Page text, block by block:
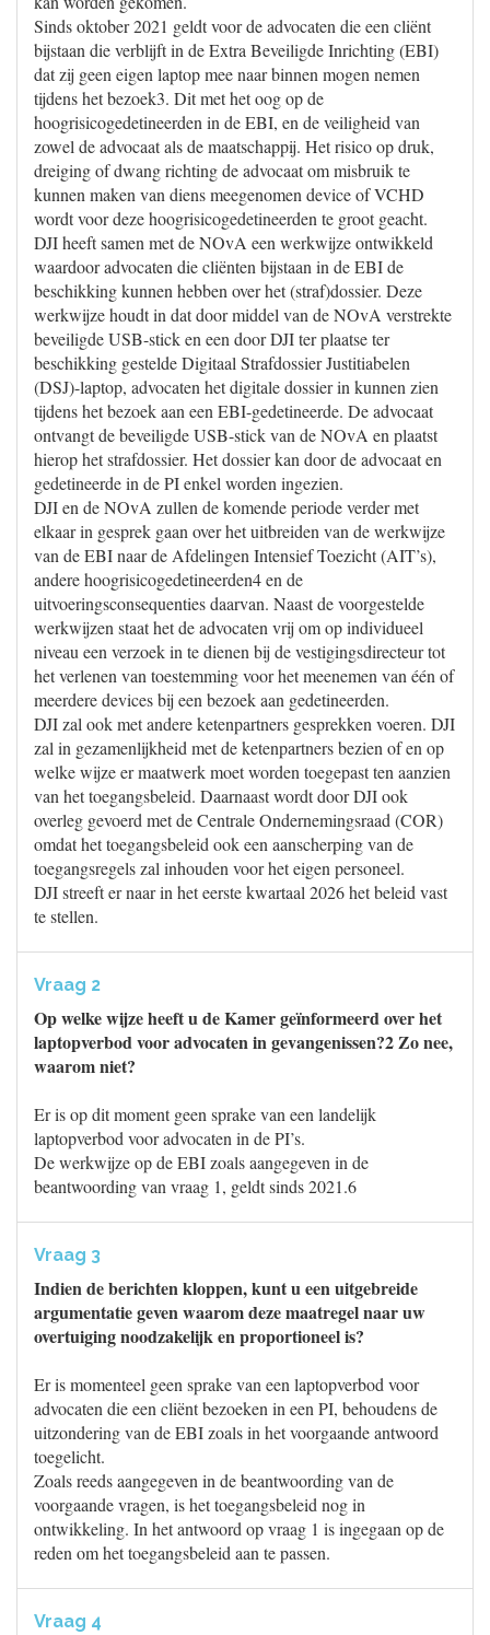
Sinds oktober 2021 geldt voor de advocaten die een cliënt
bijstaan die verblijft in de Extra Beveiligde Inrichting (EBI)
dat zij geen eigen laptop mee naar binnen mogen nemen
tijdens het bezoek3. Dit met het oog op de
hoogrisicogedetineerden in de EBI, en de veiligheid van
zowel de advocaat als de maatschappij. Het risico op druk,
dreiging of dwang richting de advocaat om misbruik te
kunnen maken van diens meegenomen device of VCHD
wordt voor deze hoogrisicogedetineerden te groot geacht.
DJI heeft samen met de NOvA een werkwijze ontwikkeld
waardoor advocaten die cliënten bijstaan in de EBI de
beschikking kunnen hebben over het (straf)dossier. Deze
werkwijze houdt in dat door middel van de NOvA verstrekte
beveiligde USB-stick en een door DJI ter plaatse ter
beschikking gestelde Digitaal Strafdossier Justitiabelen
(DSJ)-laptop, advocaten het digitale dossier in kunnen zien
tijdens het bezoek aan een EBI-gedetineerde. De advocaat
ontvangt de beveiligde USB-stick van de NOvA en plaatst
hierop het strafdossier. Het dossier kan door de advocaat en
gedetineerde in de PI enkel worden ingezien.
DJI en de NOvA zullen de komende periode verder met
elkaar in gesprek gaan over het uitbreiden van de werkwijze
van de EBI naar de Afdelingen Intensief Toezicht (AIT’s),
andere hoogrisicogedetineerden4 en de
uitvoeringsconsequenties daarvan. Naast de voorgestelde
werkwijzen staat het de advocaten vrij om op individueel
niveau een verzoek in te dienen bij de vestigingsdirecteur tot
het verlenen van toestemming voor het meenemen van één of
meerdere devices bij een bezoek aan gedetineerden.
DJI zal ook met andere ketenpartners gesprekken voeren. DJI
zal in gezamenlijkheid met de ketenpartners bezien of en op
welke wijze er maatwerk moet worden toegepast ten aanzien
van het toegangsbeleid. Daarnaast wordt door DJI ook
overleg gevoerd met de Centrale Ondernemingsraad (COR)
omdat het toegangsbeleid ook een aanscherping van de
toegangsregels zal inhouden voor het eigen personeel.
DJI streeft er naar in het eerste kwartaal 2026 het beleid vast
te stellen.
Vraag 2
Op welke wijze heeft u de Kamer geïnformeerd over het
laptopverbod voor advocaten in gevangenissen?2 Zo nee,
waarom niet?
Er is op dit moment geen sprake van een landelijk
laptopverbod voor advocaten in de PI’s.
De werkwijze op de EBI zoals aangegeven in de
beantwoording van vraag 1, geldt sinds 2021.6
Vraag 3
Indien de berichten kloppen, kunt u een uitgebreide
argumentatie geven waarom deze maatregel naar uw
overtuiging noodzakelijk en proportioneel is?
Er is momenteel geen sprake van een laptopverbod voor
advocaten die een cliënt bezoeken in een PI, behoudens de
uitzondering van de EBI zoals in het voorgaande antwoord
toegelicht.
Zoals reeds aangegeven in de beantwoording van de
voorgaande vragen, is het toegangsbeleid nog in
ontwikkeling. In het antwoord op vraag 1 is ingegaan op de
reden om het toegangsbeleid aan te passen.
Vraag 4